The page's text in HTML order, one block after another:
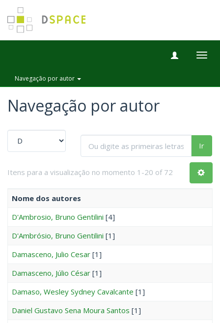
Navegação por autor
Navegação por autor
Ir
Itens para a visualização no momento 1-20 of 72
Nome dos autores
D'Ambrosio, Bruno Gentilini [4]
D'Ambrósio, Bruno Gentilini [1]
Damasceno, Julio Cesar [1]
Damasceno, Júlio César [1]
Damaso, Wesley Sydney Cavalcante [1]
Daniel Gustavo Sena Moura Santos [1]